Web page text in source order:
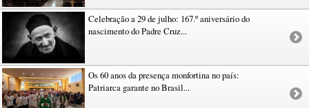
Celebração a 29 de julho: 167.º aniversário do
nascimento do Padre Cruz...
Os 60 anos da presença monfortina no país:
Patriarca garante no Brasil...